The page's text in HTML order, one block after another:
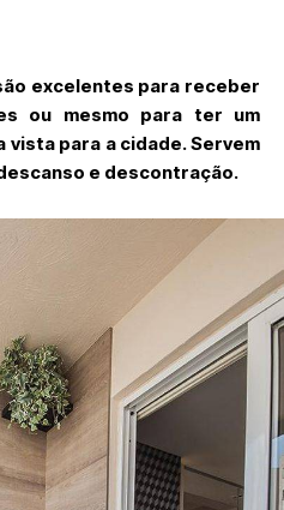
excelentes para receber
ou mesmo para ter um
para a cidade. Servem
e descontração.